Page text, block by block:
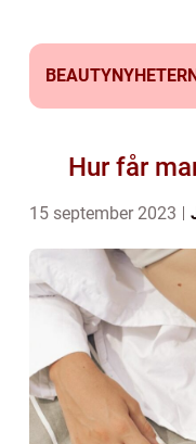
Hur får
15 september 2023